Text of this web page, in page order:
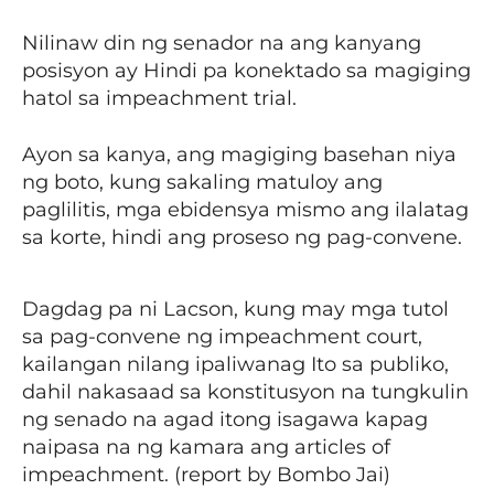
Nilinaw din ng senador na ang kanyang
posisyon ay Hindi pa konektado sa magiging
hatol sa impeachment trial.
Ayon sa kanya, ang magiging basehan niya
ng boto, kung sakaling matuloy ang
paglilitis, mga ebidensya mismo ang ilalatag
sa korte, hindi ang proseso ng pag-convene.
Dagdag pa ni Lacson, kung may mga tutol
sa pag-convene ng impeachment court,
kailangan nilang ipaliwanag Ito sa publiko,
dahil nakasaad sa konstitusyon na tungkulin
ng senado na agad itong isagawa kapag
naipasa na ng kamara ang articles of
impeachment. (report by Bombo Jai)